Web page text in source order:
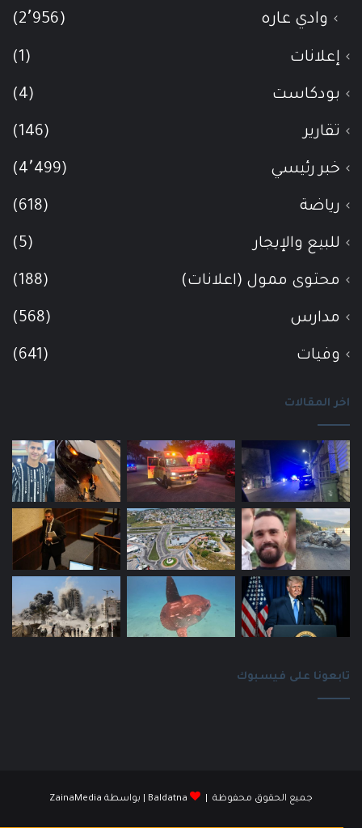
وادي عاره (2٬956)
إعلانات (1)
بودكاست (4)
تقارير (146)
خبر رئيسي (4٬499)
رياضة (618)
للبيع والإيجار (5)
محتوى ممول (اعلانات) (188)
مدارس (568)
وفيات (641)
اخر المقالات
تابعونا على فيسبوك
جميع الحقوق محفوظة | Baldatna | بواسطة ZainaMedia